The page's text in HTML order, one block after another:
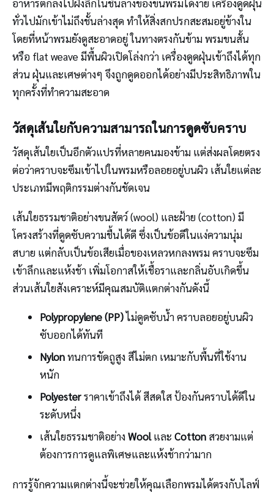
อาหารตกลงไปฝังลึกในชั้นล่างของขนพรมได้ง่าย เครื่องดูดฝุ่น
ทั่วไปมักเข้าไม่ถึงชั้นล่างสุด ทำให้สิ่งสกปรกสะสมอยู่ข้างใน
โดยที่หน้าพรมยังดูสะอาดอยู่ ในทางตรงกันข้าม พรมขนสั้น
หรือ flat weave มีพื้นผิวเปิดโล่งกว่า เครื่องดูดฝุ่นเข้าถึงได้ทุก
ส่วน ฝุ่นและเศษต่างๆ จึงถูกดูดออกได้อย่างมีประสิทธิภาพใน
ทุกครั้งที่ทำความสะอาด
วัสดุเส้นใยกับความสามารถในการดูดซับคราบ
วัสดุเส้นใยเป็นอีกตัวแปรที่หลายคนมองข้าม แต่ส่งผลโดยตรง
ต่อว่าคราบจะซึมเข้าไปในพรมหรือลอยอยู่บนผิว เส้นใยแต่ละ
ประเภทมีพฤติกรรมต่างกันชัดเจน
เส้นใยธรรมชาติอย่างขนสัตว์ (wool) และฝ้าย (cotton) มี
โครงสร้างที่ดูดซับความชื้นได้ดี ซึ่งเป็นข้อดีในแง่ความนุ่ม
สบาย แต่กลับเป็นข้อเสียเมื่อของเหลวหกลงพรม คราบจะซึม
เข้าลึกและแห้งช้า เพิ่มโอกาสให้เชื้อราและกลิ่นอับเกิดขึ้น
ส่วนเส้นใยสังเคราะห์มีคุณสมบัติแตกต่างกันดังนี้
Polypropylene (PP)ไม่ดูดซับน้ำ คราบลอยอยู่บนผิว
ซับออกได้ทันที
Nylonทนการขัดถูสูง สีไม่ตก เหมาะกับพื้นที่ใช้งาน
หนัก
Polyesterราคาเข้าถึงได้ สีสดใส ป้องกันคราบได้ดีใน
ระดับหนึ่ง
เส้นใยธรรมชาติอย่างWoolและ Cottonสวยงามแต่
ต้องการการดูแลพิเศษและแห้งช้ากว่ามาก
การรู้จักความแตกต่างนี้จะช่วยให้คุณเลือกพรมได้ตรงกับไลฟ์